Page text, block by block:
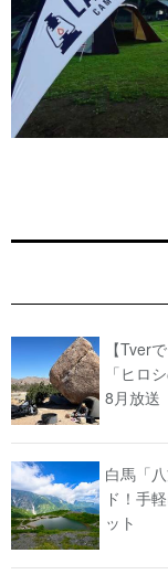
【Tver
「ヒロ
8月放送
白馬「
ド！手
ット